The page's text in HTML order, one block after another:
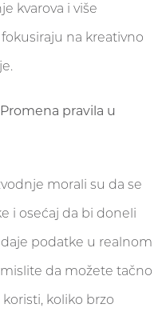
kvarova i više
na kreativno
pravila u
morali su da se
i osećaj da bi doneli
podatke u realnom
da možete tačno
koliko brzo